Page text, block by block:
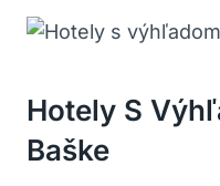
Hotely S
Baške